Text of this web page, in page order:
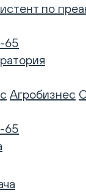
по
65
Агробизнес
65